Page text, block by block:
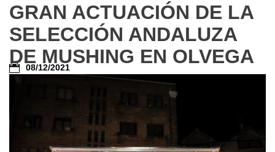
GRAN ACTUACIÓN DE LA
SELECCIÓN ANDALUZA
DE MUSHING EN OLVEGA
08/12/2021